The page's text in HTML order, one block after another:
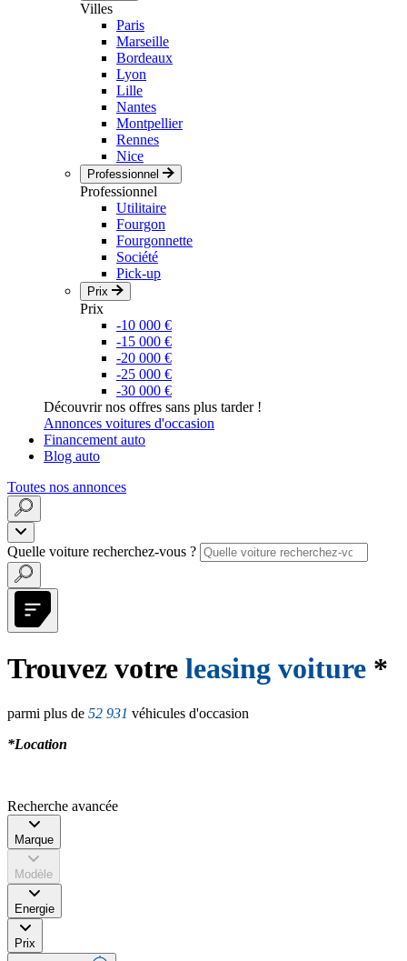
Villes
Paris
Marseille
Bordeaux
Lyon
Lille
Nantes
Montpellier
Rennes
Nice
Professionnel
Professionnel
Utilitaire
Fourgon
Fourgonnette
Société
Pick-up
Prix
Prix
-10 000 €
-15 000 €
-20 000 €
-25 000 €
-30 000 €
Découvrir nos offres sans plus tarder !
Annonces voitures d'occasion
Financement auto
Blog auto
Toutes nos annonces
Quelle voiture recherchez-vous ?
Trouvez votre leasing voiture *
parmi plus de 52 931 véhicules d'occasion
*Location
Recherche avancée
Marque
Modèle
Energie
Prix